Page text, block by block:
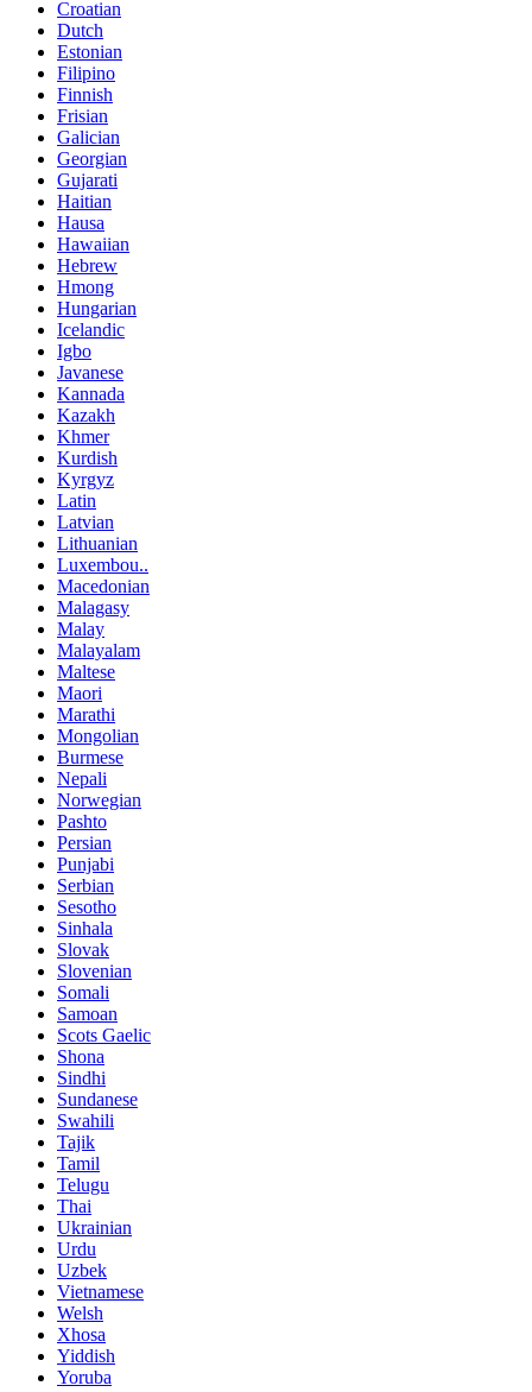
Croatian
Dutch
Estonian
Filipino
Finnish
Frisian
Galician
Georgian
Gujarati
Haitian
Hausa
Hawaiian
Hebrew
Hmong
Hungarian
Icelandic
Igbo
Javanese
Kannada
Kazakh
Khmer
Kurdish
Kyrgyz
Latin
Latvian
Lithuanian
Luxembou..
Macedonian
Malagasy
Malay
Malayalam
Maltese
Maori
Marathi
Mongolian
Burmese
Nepali
Norwegian
Pashto
Persian
Punjabi
Serbian
Sesotho
Sinhala
Slovak
Slovenian
Somali
Samoan
Scots Gaelic
Shona
Sindhi
Sundanese
Swahili
Tajik
Tamil
Telugu
Thai
Ukrainian
Urdu
Uzbek
Vietnamese
Welsh
Xhosa
Yiddish
Yoruba